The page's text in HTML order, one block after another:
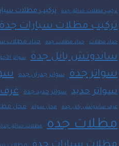
تركيب مظلات حدائق جدة تركيب مظلات
تركيب مظلات سيارات
حداد مظلات حداد مظلات جده حداد مظلات
ساندوتش بانل جدة سواتر
سواتر جدة سواتر جدران جدة
سواتر حديد سواتر حديد جدة
غرف ساندوتش بانل جدة محل سواتر محل
مظلات جده مظلات حدائق جدة